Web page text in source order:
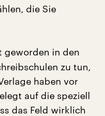
die Sie
geworden in den
zu tun,
haben vor
auf die speziell
das Feld wirklich